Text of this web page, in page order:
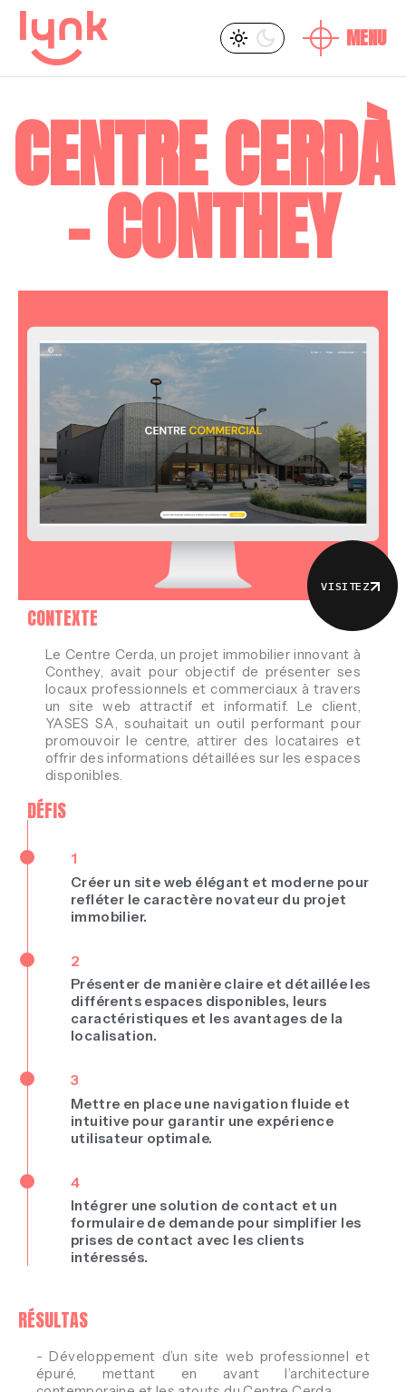
L Y
CENTRE CERDÀ
- CONTHEY
CONTEXTE
Le Centre Cerda, un projet immobilier innovant à
Conthey, avait pour objectif de présenter ses
locaux professionnels et commerciaux à travers
un site web attractif et informatif. Le client,
YASES SA, souhaitait un outil performant pour
promouvoir le centre, attirer des locataires et
offrir des informations détaillées sur les espaces
disponibles.
DÉFIS
1
Créer un site web élégant et moderne pour
refléter le caractère novateur du projet
immobilier.
2
Présenter de manière claire et détaillée les
différents espaces disponibles, leurs
caractéristiques et les avantages de la
localisation.
3
Mettre en place une navigation fluide et
intuitive pour garantir une expérience
utilisateur optimale.
4
Intégrer une solution de contact et un
formulaire de demande pour simplifier les
prises de contact avec les clients
intéressés.
VISITEZ
RÉSULTAS
- Développement d’un site web professionnel et
épuré, mettant en avant l’architecture